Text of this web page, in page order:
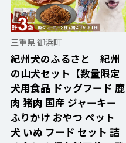
三重県 御浜町
紀州犬のふるさと 紀州
の山犬セット【数量限定
犬用食品 ドッグフード 鹿
肉 猪肉 国産 ジャーキー
ふりかけ おやつ ペット
犬 いぬ フード セット 詰